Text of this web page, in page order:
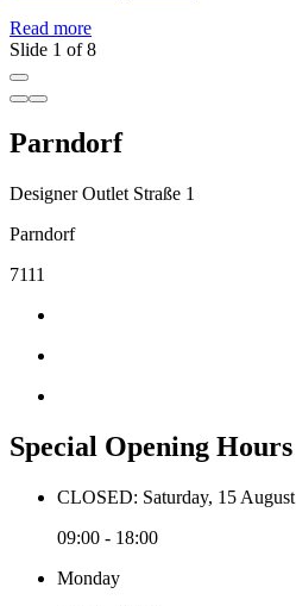
Read more
Slide 1 of 8
Parndorf
Designer Outlet Straße 1
Parndorf
7111
Special Opening Hours
CLOSED: Saturday, 15 August
09:00 - 18:00
Monday